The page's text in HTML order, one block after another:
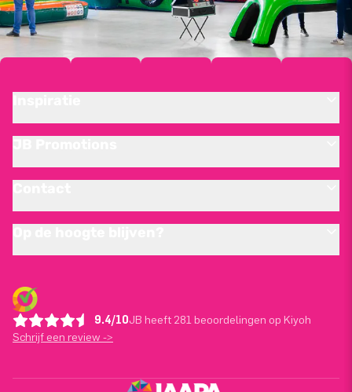
9.4/10JB heeft 281 beoordelingen op Kiyoh
Schrijf een review ->